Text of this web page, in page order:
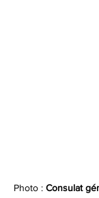
Photo : Consulat